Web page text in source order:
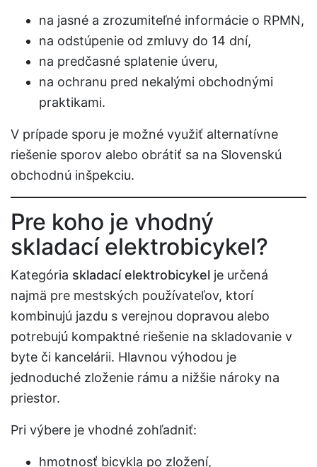
na jasné a zrozumiteľné informácie o RPMN,
na odstúpenie od zmluvy do 14 dní,
na predčasné splatenie úveru,
na ochranu pred nekalými obchodnými
praktikami.
V prípade sporu je možné využiť alternatívne
riešenie sporov alebo obrátiť sa na Slovenskú
obchodnú inšpekciu.
Pre koho je vhodný
skladací elektrobicykel?
Kategória skladací elektrobicykel je určená
najmä pre mestských používateľov, ktorí
kombinujú jazdu s verejnou dopravou alebo
potrebujú kompaktné riešenie na skladovanie v
byte či kancelárii. Hlavnou výhodou je
jednoduché zloženie rámu a nižšie nároky na
priestor.
Pri výbere je vhodné zohľadniť:
hmotnosť bicykla po zložení,